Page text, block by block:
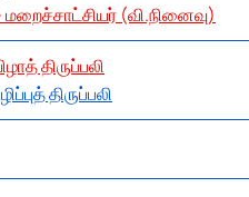
(வி.நினைவு)
திருப்பலி
திருப்பலி